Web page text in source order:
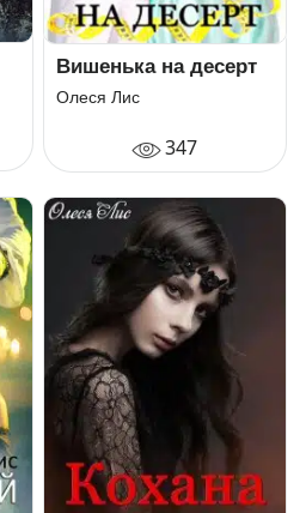
Вишенька на десерт
Олеся Лис
347